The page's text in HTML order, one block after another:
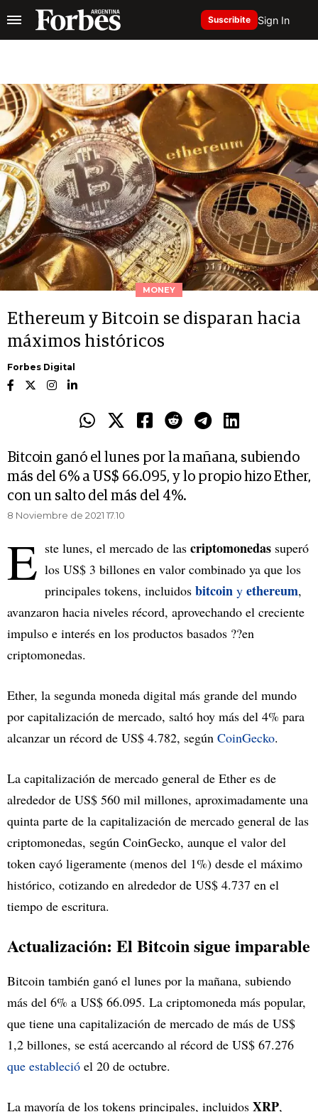
Suscribite Sign In
MONEY
Ethereum y Bitcoin se disparan hacia
máximos históricos
Forbes Digital
Bitcoin ganó el lunes por la mañana, subiendo
más del 6% a US$ 66.095, y lo propio hizo Ether,
con un salto del más del 4%.
8 Noviembre de 2021 17.10
E ste lunes, el mercado de las criptomonedas superó
los US$ 3 billones en valor combinado ya que los
principales tokens, incluidos bitcoin y ethereum,
avanzaron hacia niveles récord, aprovechando el creciente
impulso e interés en los productos basados ??en
criptomonedas.
Ether, la segunda moneda digital más grande del mundo
por capitalización de mercado, saltó hoy más del 4% para
alcanzar un récord de US$ 4.782, según CoinGecko.
La capitalización de mercado general de Ether es de
alrededor de US$ 560 mil millones, aproximadamente una
quinta parte de la capitalización de mercado general de las
criptomonedas, según CoinGecko, aunque el valor del
token cayó ligeramente (menos del 1%) desde el máximo
histórico, cotizando en alrededor de US$ 4.737 en el
tiempo de escritura.
Actualización: El Bitcoin sigue imparable
Bitcoin también ganó el lunes por la mañana, subiendo
más del 6% a US$ 66.095. La criptomoneda más popular,
que tiene una capitalización de mercado de más de US$
1,2 billones, se está acercando al récord de US$ 67.276
que estableció el 20 de octubre.
La mayoría de los tokens principales, incluidos XRP,